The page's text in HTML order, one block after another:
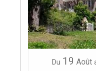
Forges-les-Eaux
Neufchâtel-en-Bray
Du 19 Août